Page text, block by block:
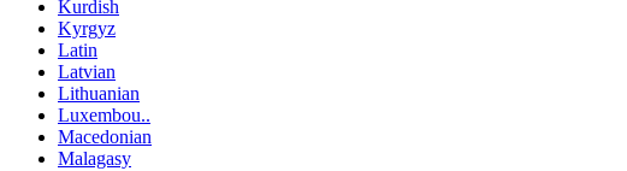
Kurdish
Kyrgyz
Latin
Latvian
Lithuanian
Luxembou..
Macedonian
Malagasy